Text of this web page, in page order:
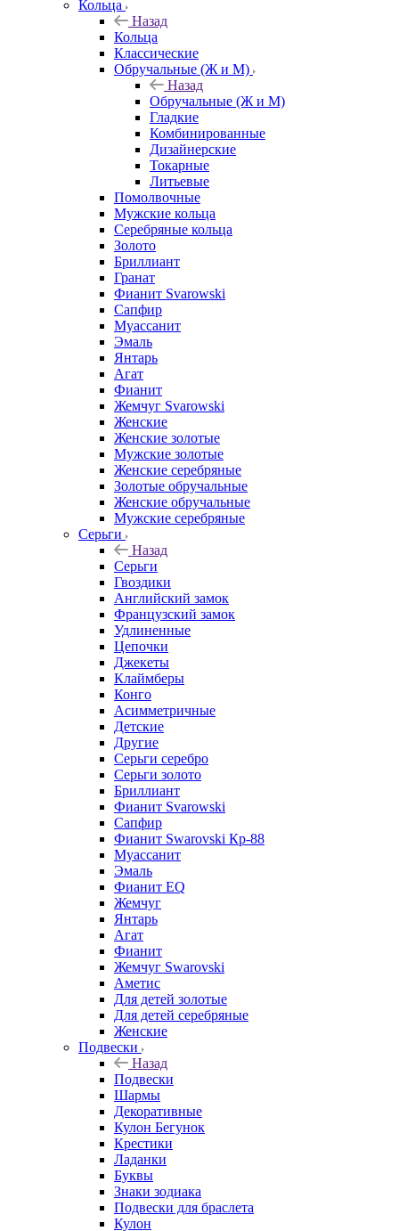
Кольца
Назад
Кольца
Классические
Обручальные (Ж и М)
Назад
Обручальные (Ж и М)
Гладкие
Комбинированные
Дизайнерские
Токарные
Литьевые
Помолвочные
Мужские кольца
Серебряные кольца
Золото
Бриллиант
Гранат
Фианит Svarowski
Сапфир
Муассанит
Эмаль
Янтарь
Агат
Фианит
Жемчуг Svarowski
Женские
Женские золотые
Мужские золотые
Женские серебряные
Золотые обручальные
Женские обручальные
Мужские серебряные
Серьги
Назад
Серьги
Гвоздики
Английский замок
Французский замок
Удлиненные
Цепочки
Джекеты
Клаймберы
Конго
Асимметричные
Детские
Другие
Серьги серебро
Серьги золото
Бриллиант
Фианит Svarowski
Сапфир
Фианит Swarovski Кр-88
Муассанит
Эмаль
Фианит EQ
Жемчуг
Янтарь
Агат
Фианит
Жемчуг Swarovski
Аметис
Для детей золотые
Для детей серебряные
Женские
Подвески
Назад
Подвески
Шармы
Декоративные
Кулон Бегунок
Крестики
Ладанки
Буквы
Знаки зодиака
Подвески для браслета
Кулон